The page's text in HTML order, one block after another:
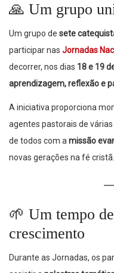
🙏 Um grupo
Um grupo de sete
participar nas Jornadas
decorrer, nos dias 18 e 19
aprendizagem, reflexão e
A iniciativa proporciona
agentes pastorais de
de todos com amissão
novas gerações na fé cristã.
🌱 Um tempo
crescimento
Durante as Jornadas, os